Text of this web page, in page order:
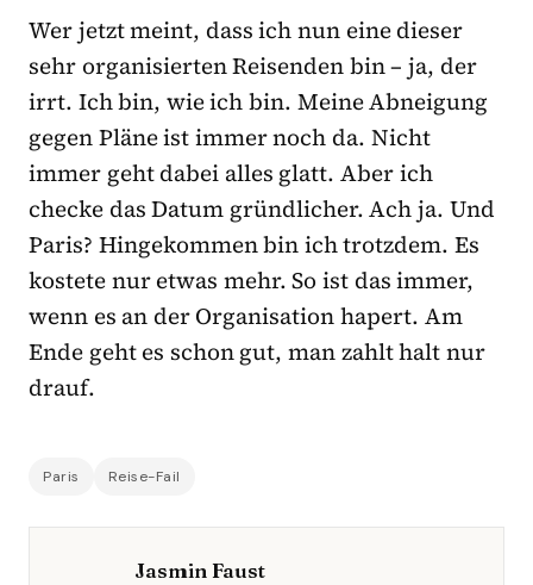
Wer jetzt meint, dass ich nun eine dieser
sehr organisierten Reisenden bin – ja, der
irrt. Ich bin, wie ich bin. Meine Abneigung
gegen Pläne ist immer noch da. Nicht
immer geht dabei alles glatt. Aber ich
checke das Datum gründlicher. Ach ja. Und
Paris? Hingekommen bin ich trotzdem. Es
kostete nur etwas mehr. So ist das immer,
wenn es an der Organisation hapert. Am
Ende geht es schon gut, man zahlt halt nur
drauf.
Paris Reise-Fail
Jasmin Faust